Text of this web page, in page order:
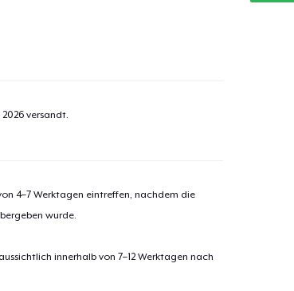
versandt.
4–7 Werktagen eintreffen, nachdem die
wurde.
innerhalb von 7–12 Werktagen nach